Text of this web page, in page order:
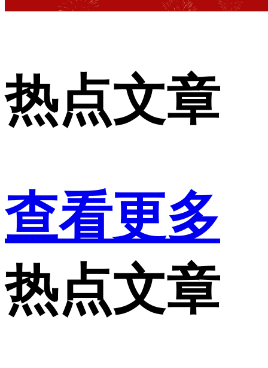
热点文章
查看更多
热点文章